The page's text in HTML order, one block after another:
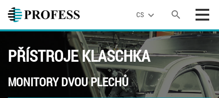
CS expand_more search
PŘÍSTROJE KLASCHKA
MONITORY DVOU PLECHŮ